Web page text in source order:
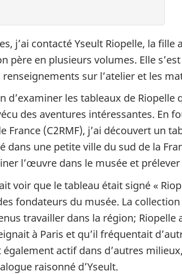
j’ai contacté Yseult Riopelle, la
père en plusieurs volumes. Elle
sur l’atelier et les
d’examiner les tableaux de
des aventures intéressantes. En
France (C2RMF), j’ai découvert un
dans une petite ville du sud de la
l’œuvre dans le musée et
voir que le tableau était signé «
fondateurs du musée. La
travailler dans la région;
à Paris et qu’il fréquentait
actif dans d’autres
raisonné d’Yseult.